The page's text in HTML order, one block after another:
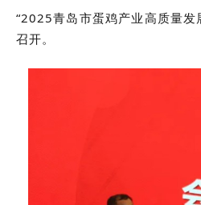
“2025青岛市蛋鸡产业高质量
召开。